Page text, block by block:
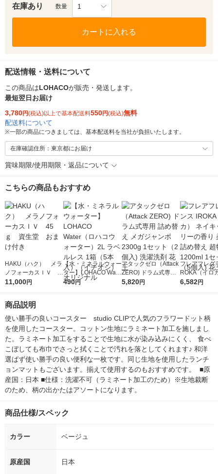
在庫あり 数量 1
カートに入れる
配送情報・送料について
この商品はLOHACOが販売・発送します。
最短翌日お届け
3,780円(税込)以上で基本配送料550円(税込)無料
配送料について
※一部の商品につきましては、基本配送料を当社が負担いたします。
在庫確認住所：東京都にお届け
賞味期限/使用期限・返品について
こちらの商品もおすすめ
HAKU（ハク） メラ
ノフォーカスＩＶ 4
5ｇ 資生堂 おまけ
11,000円
【水・ミネラルウォー
ター】LOHACO Wate
r（ロハコウォータ
490円
アタックゼロ（Attack
ZERO) ドラム式専用
詰め替え メガジャン
5,820円
フレアフレグ
ROKA（イロ
イキッドリリ
6,582円
商品説明
使い勝手の良いコースター　studio CLIPで人気のフラワードット柄
を使用したコースター。コットン生地にラミネート加工を施しまし
た。ラミネート加工をすることで生地に水が染み込みにくく、 食べ
こぼしても布巾でさっと拭くことで汚れを落としてくれます♪ 和洋
選ばず使い勝手の良い便利な一枚です。同じ生地を使用したランチ
ョンマットもございます。揃えて使用するのもおすすめです。  ■原
産国：日本 ■仕様：洗濯不可（ラミネート加工のため）※生地裁断
のため、柄の出かたはアソートになります。
商品仕様/スペック
カラー ベージュ
原産国 日本